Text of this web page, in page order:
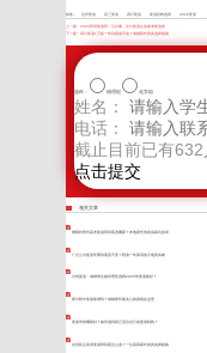
标签： 达州复读 高三复读 四川复读 复读机构选择 2026复读
上一篇： 2025阿坝复读班：马尔康、汶川复读生的备考新选择
下一篇：
四川复读1万多一年到底值不值？成都家长真实选择指南
选科： 物理组 化学组
姓名：
电话：
截止目前已有632
相关文章
德阳封闭式高考复读班到底选哪家？本地家长的真实踩坑实录
广元公办复读学费到底贵不贵？陪读一年算清的几笔真实账
川内复读：成都考生如何理性选择2026年复读路径？
师大附中复读靠谱吗？成都家长最关心的真相在这里
复读学校哪家好？如何选到真正适合自己的复读机构？
自贡私立高考复读班到底怎么选？一位高四家长的真实择校路